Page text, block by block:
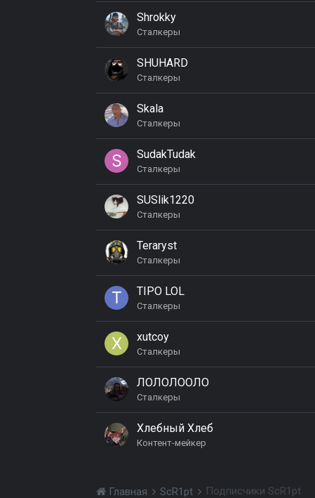
Shrokky
Сталкеры
SHUHARD
Сталкеры
Skala
Сталкеры
SudakTudak
Сталкеры
SUSlik1220
Сталкеры
Teraryst
Сталкеры
TIPO LOL
Сталкеры
xutcoy
Сталкеры
ЛОЛОЛООЛО
Сталкеры
Хлебный Хлеб
Контент-мейкер
Главная ScR1pt Подписчики ScR1pt